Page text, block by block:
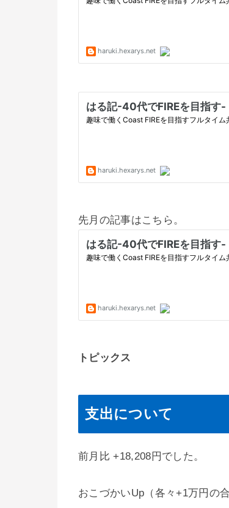
先月の記事はこちら。
トピックス
支出について
前月比 +18,208円でした。
おこづかいUp（各々+1万円の